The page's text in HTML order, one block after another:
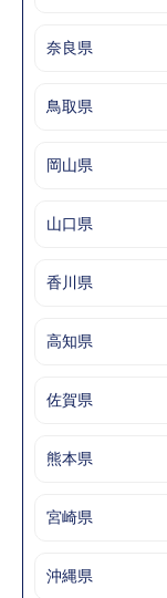
奈良県
鳥取県
岡山県
山口県
香川県
高知県
佐賀県
熊本県
宮崎県
沖縄県